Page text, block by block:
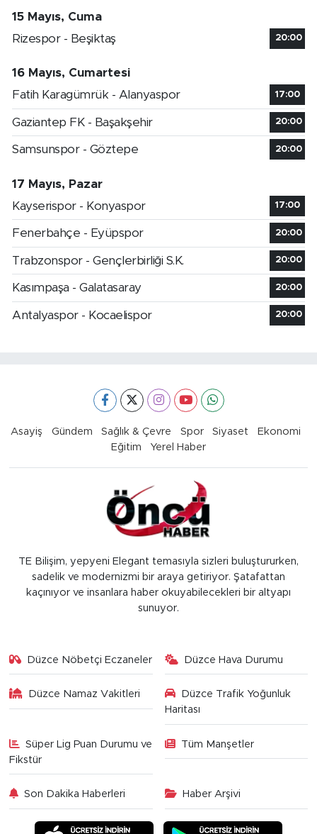
15 Mayıs, Cuma
Rizespor - Beşiktaş
20:00
16 Mayıs, Cumartesi
Fatih Karagümrük - Alanyaspor
17:00
Gaziantep FK - Başakşehir 20:00
Samsunspor - Göztepe 20:00
17 Mayıs, Pazar
Kayserispor - Konyaspor
17:00
Fenerbahçe - Eyüpspor 20:00
Trabzonspor - Gençlerbirliği S.K. 20:00
Kasımpaşa - Galatasaray 20:00
Antalyaspor - Kocaelispor 20:00
Asayiş Gündem Sağlık & Çevre Spor Siyaset
Ekonomi
Eğitim
Yerel Haber
TE Bilişim, yepyeni Elegant temasıyla sizleri buluştururken,
sadelik ve modernizmi bir araya getiriyor. Şatafattan
kaçınıyor ve insanlara haber okuyabilecekleri bir altyapı
sunuyor.
Düzce Nöbetçi Eczaneler Düzce Hava Durumu
Düzce Namaz Vakitleri
Düzce Trafik Yoğunluk
Haritası
Süper Lig Puan Durumu ve
Fikstür
Tüm Manşetler
Son Dakika Haberleri Haber Arşivi